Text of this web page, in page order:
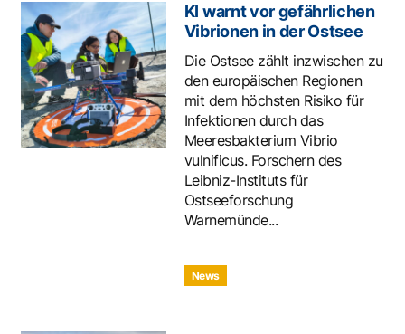
KI warnt vor gefährlichen
Vibrionen in der Ostsee
Die Ostsee zählt inzwischen zu
den europäischen Regionen
mit dem höchsten Risiko für
Infektionen durch das
Meeresbakterium Vibrio
vulnificus. Forschern des
Leibniz-Instituts für
Ostseeforschung
Warnemünde...
News